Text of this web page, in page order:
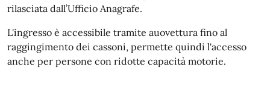
rilasciata dall’Ufficio Anagrafe.
L'ingresso è accessibile tramite auovettura fino al
raggingimento dei cassoni, permette quindi l'accesso
anche per persone con ridotte capacità motorie.